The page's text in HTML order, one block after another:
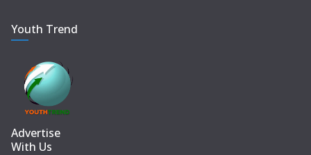
Youth Trend
Advertise
With Us